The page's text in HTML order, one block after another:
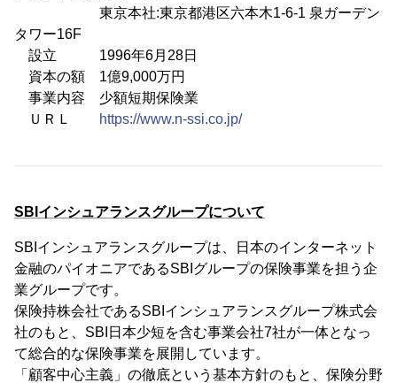
東京本社:東京都港区六本木1-6-1 泉ガーデン
タワー16F
設立 1996年6月28日
資本の額 1億9,000万円
事業内容 少額短期保険業
ＵＲＬ
https://www.n-ssi.co.jp/
SBIインシュアランスグループについて
SBIインシュアランスグループは、日本のインターネット
金融のパイオニアであるSBIグループの保険事業を担う企
業グループです。
保険持株会社であるSBIインシュアランスグループ株式会
社のもと、SBI日本少短を含む事業会社7社が一体となっ
て総合的な保険事業を展開しています。
「顧客中心主義」の徹底という基本方針のもと、保険分野